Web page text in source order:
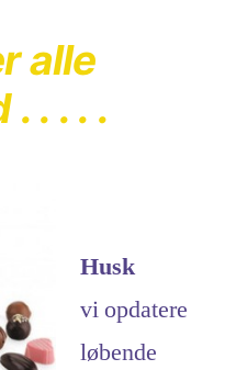
alle
. . . .
Husk
vi opdatere
løbende